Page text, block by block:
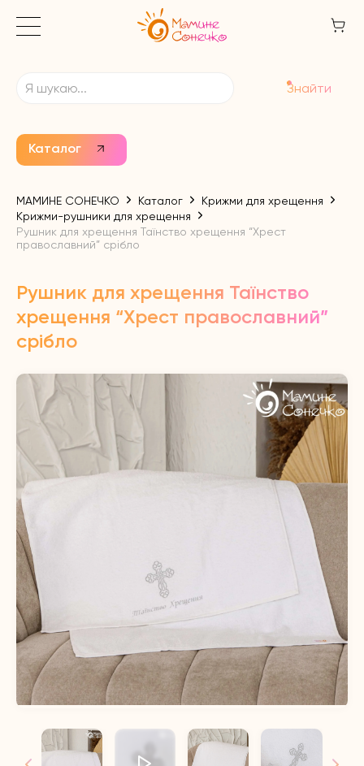
Каталог
Знайти
МАМИНЕ СОНЕЧКО Каталог
Крижми для хрещення
Крижми-рушники для хрещення
Рушник для хрещення Таїнство хрещення “Хрест
православний” срібло
Рушник для хрещення Таїнство
хрещення “Хрест православний”
срібло